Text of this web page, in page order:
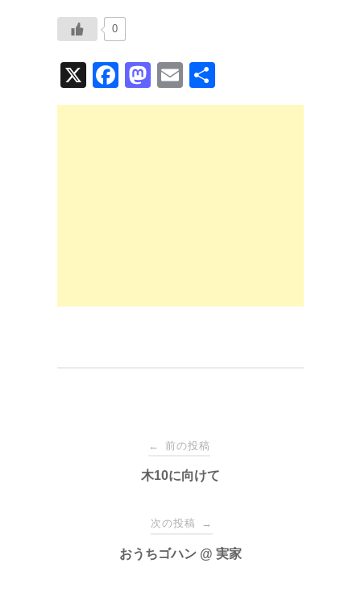
0
X
F
a
M
a
E
m 有
← 前の投稿
木10に向けて
次の投稿 →
おうちゴハン @ 実家